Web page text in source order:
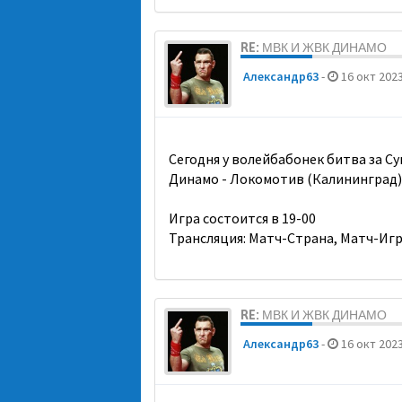
RE: МВК И ЖВК ДИНАМО
Александр63- 16 окт
Сегодня у волейбабонек битва за
Динамо - Локомотив (Калининград)
Игра состоится в 19-00
Трансляция: Матч-Страна, Матч-
RE: МВК И ЖВК ДИНАМО
Александр63- 16 окт